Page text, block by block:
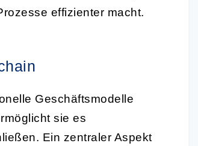
effizienter macht.
Geschäftsmodelle
sie es
Ein zentraler Aspekt